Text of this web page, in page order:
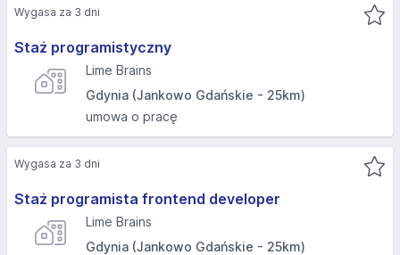
Staż programistyczny
Lime Brains
Gdynia (Jankowo Gdańskie - 25km)
umowa o pracę
Wygasa za 3 dni
Staż programista frontend developer
Lime Brains
Gdynia (Jankowo Gdańskie - 25km)
Wygasa za 3 dni